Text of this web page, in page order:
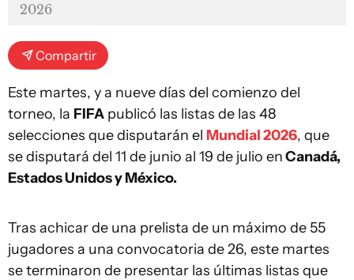
2026
Compartir
Este martes, y a nueve días del comienzo del
torneo, la FIFA publicó las listas de las 48
selecciones que disputarán el Mundial 2026, que
se disputará del 11 de junio al 19 de julio enCanadá,
Estados Unidos y México.
Tras achicar de una prelista de un máximo de 55
jugadores a una convocatoria de 26, este martes
se terminaron de presentar las últimas listas que